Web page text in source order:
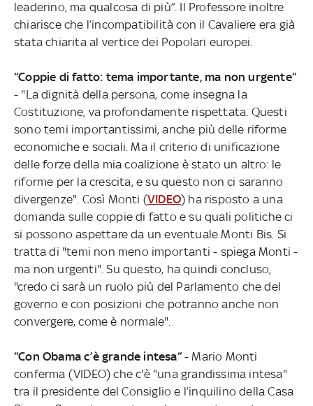
leaderino, ma qualcosa di più”. Il Professore inoltre
chiarisce che l’incompatibilità con il Cavaliere era già
stata chiarita al vertice dei Popolari europei.
“Coppie di fatto: tema importante, ma non urgente”
- "La dignità della persona, come insegna la
Costituzione, va profondamente rispettata. Questi
sono temi importantissimi, anche più delle riforme
economiche e sociali. Ma il criterio di unificazione
delle forze della mia coalizione è stato un altro: le
riforme per la crescita, e su questo non ci saranno
divergenze". Così Monti (VIDEO) ha risposto a una
domanda sulle coppie di fatto e su quali politiche ci
si possono aspettare da un eventuale Monti Bis. Si
tratta di "temi non meno importanti - spiega Monti -
ma non urgenti". Su questo, ha quindi concluso,
"credo ci sarà un ruolo più del Parlamento che del
governo e con posizioni che potranno anche non
convergere, come è normale".
“Con Obama c’è grande intesa”- Mario Monti
conferma (VIDEO) che c'è "una grandissima intesa"
tra il presidente del Consiglio e l’inquilino della Casa